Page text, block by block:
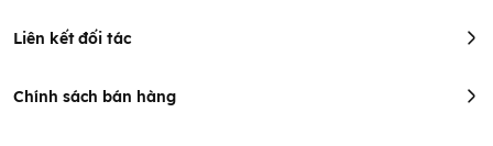
Liên kết đối tác
Chính sách bán hàng